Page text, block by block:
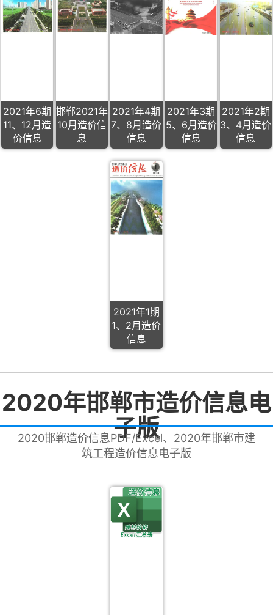
2021年6期
11、12月造
价信息
邯郸2021年
10月造价信
息
2021年4期
7、8月造价
信息
2021年3期
5、6月造价
信息
2021年2期
3、4月造价
信息
2021年1期
1、2月造价
信息
2020年邯郸市造价信息电
子版
2020邯郸造价信息PDF/Excel、2020年邯郸市建
筑工程造价信息电子版